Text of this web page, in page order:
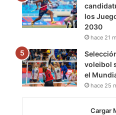
los
2030
hace 21
voleibol
el
hace 25
Cargar